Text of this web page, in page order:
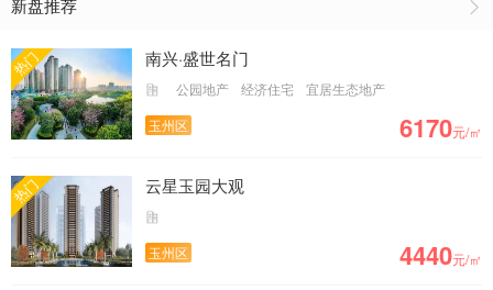
最新房价出炉，玉林房价为5407元/㎡
新盘推荐
热门 南兴·盛世名门
公园地产 经济住宅
宜居生态地产
玉州区
6170元/㎡
热门 云星玉园大观
玉州区 4440元/㎡